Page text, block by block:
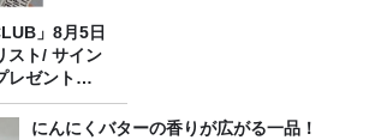
」8月5日
スト/ サイン
レゼント有
にんにくバターの香りが広がる一品！